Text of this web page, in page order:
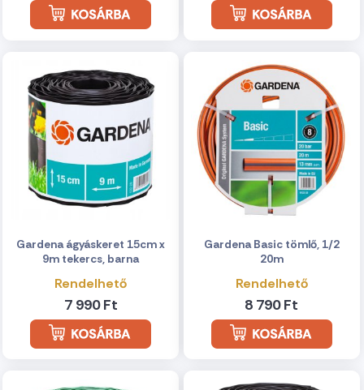
Gardena ágyáskeret 15cm x
9m tekercs, barna
Rendelhető
7 990 Ft
Gardena Basic tömlő, 1/2
20m
Rendelhető
8 790 Ft